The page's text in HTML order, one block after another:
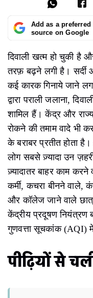
Add as a preferred
source on Google
दिवाली खत्म हो चुकी है
तरफ़ बढ़ने लगी है। सर्दी
कई कारक गिनाये जाने
द्वारा पराली जलाना,
शामिल हैं। केंद्र और
रोकने की तमाम वादे भी
के बराबर प्रतीत होता
लोग सबसे ज़्यादा उन
ज़्यादातर बाहर काम करने
कर्मी, कचरा बीनने वाले,
और कॉलेज जाने वाले
केंद्रीय प्रदूषण नियंत्रण
गुणवत्ता सूचकांक (AQI)
पीढ़ियों से